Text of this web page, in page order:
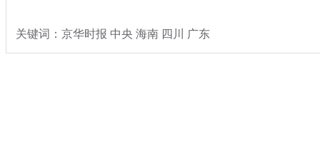
关键词：京华时报 中央 海南 四川 广东